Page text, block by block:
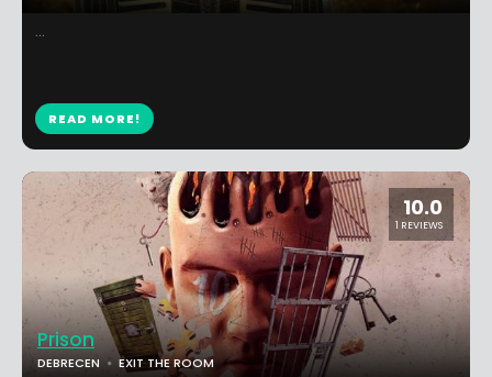
...
READ MORE!
10.0
1 REVIEWS
Prison
DEBRECEN EXIT THE ROOM